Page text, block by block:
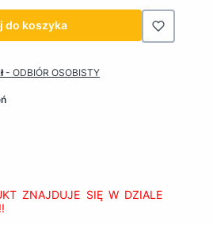
do koszyka
- ODBIÓR OSOBISTY
ZNAJDUJE SIĘ W DZIALE